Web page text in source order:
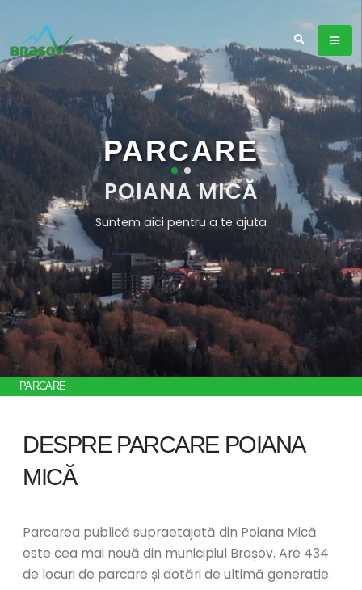
PARCARE
POIANA MICĂ
Suntem aici pentru a te ajuta
PARCARE
DESPRE PARCARE POIANA
MICĂ
Parcarea publică supraetajată din Poiana Mică
este cea mai nouă din municipiul Brașov. Are 434
de locuri de parcare și dotări de ultimă generatie.